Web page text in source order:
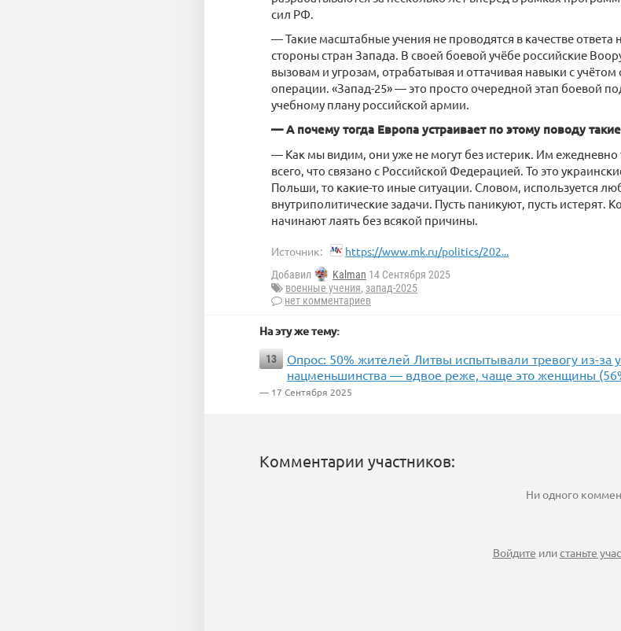
сил РФ.
— Такие масштабные учения не проводятся в качестве
стороны стран Запада. В своей боевой учёбе российские
вызовам и угрозам, отрабатывая и оттачивая навыки с
операции. «Запад-25» — это просто очередной этап боевой
учебному плану российской армии.
— А почему тогда Европа устраивает по этому поводу
— Как мы видим, они уже не могут без истерик. Им ежедневно
всего, что связано с Российской Федерацией. То это
Польши, то какие-то иные ситуации. Словом, используется
внутриполитические задачи. Пусть паникуют, пусть истерят.
начинают лаять без всякой причины.
Источник: https://www.mk.ru/politics/202...
Добавил Kalman 14 Сентября 2025
военные учения, запад-2025
нет комментариев
На эту же тему:
13
Опрос: 50% жителей Литвы испытывали тревогу из-за
нацменьшинства — вдвое реже, чаще это женщины
— 17 Сентября 2025
Комментарии участников:
Ни одного
Войдите илистаньте